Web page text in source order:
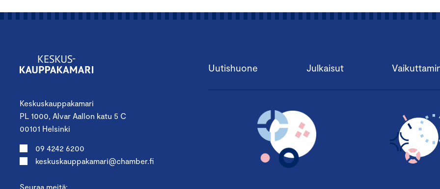
Keskuskauppakamari
PL 1000, Alvar Aallon katu 5 C
00101 Helsinki
09 4242 6200
keskuskauppakamari@chamber.fi
Seuraa meitä:
Uutishuone Julkaisut